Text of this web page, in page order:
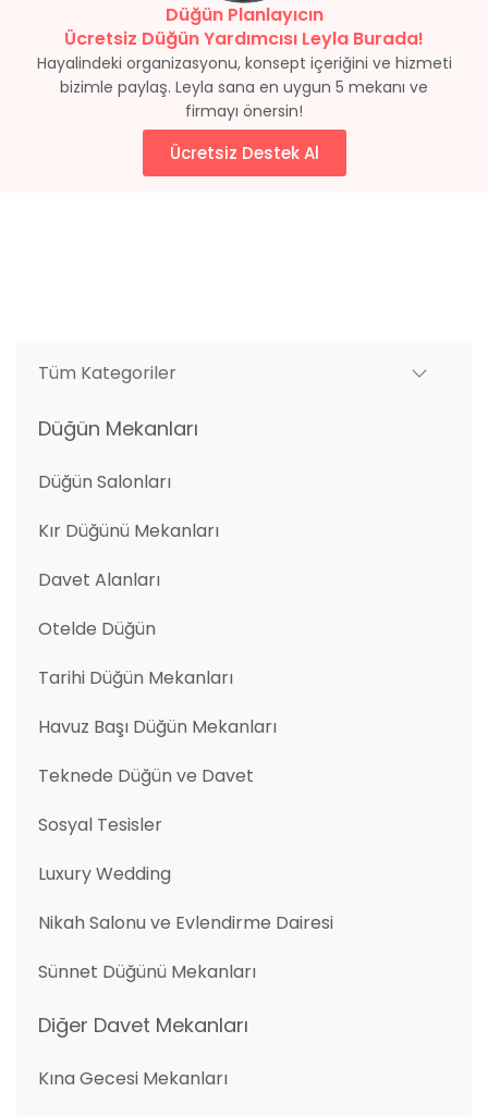
Düğün Planlayıcın
Ücretsiz Düğün Yardımcısı Leyla Burada!
Hayalindeki organizasyonu, konsept içeriğini ve hizmeti
bizimle paylaş. Leyla sana en uygun 5 mekanı ve
firmayı önersin!
Ücretsiz Destek Al
Tüm Kategoriler
Düğün Mekanları
Düğün Salonları
Kır Düğünü Mekanları
Davet Alanları
Otelde Düğün
Tarihi Düğün Mekanları
Havuz Başı Düğün Mekanları
Teknede Düğün ve Davet
Sosyal Tesisler
Luxury Wedding
Nikah Salonu ve Evlendirme Dairesi
Sünnet Düğünü Mekanları
Diğer Davet Mekanları
Kına Gecesi Mekanları